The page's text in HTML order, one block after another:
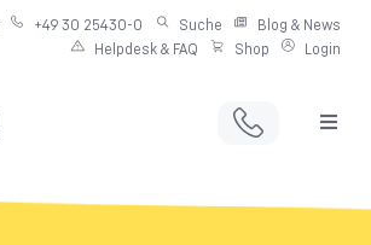
+49 30 25430-0 Suche
Blog & News
Helpdesk & FAQ
Shop Login